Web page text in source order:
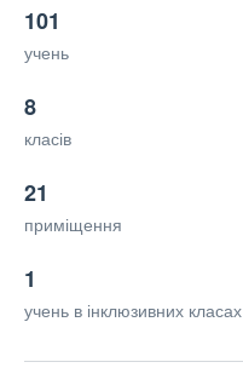
101
учень
8
класів
21
приміщення
1
учень в інклюзивних класах